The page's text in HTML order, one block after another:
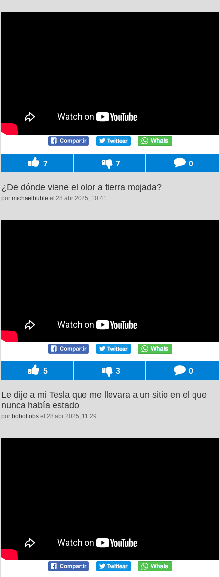
7 7 0
¿De dónde viene el olor a tierra mojada?
por michaelbuble el 28 abr 2025, 10:41
5 3 0
Le dije a mi Tesla que me llevara a un sitio en el que
nunca había estado
por bobobobs el 28 abr 2025, 11:29